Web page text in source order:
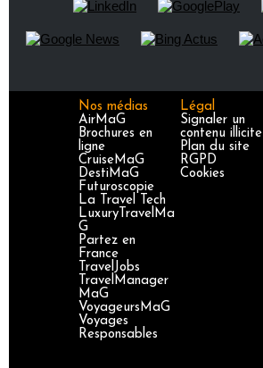
Nos médias
AirMaG
Brochures en
ligne
CruiseMaG
DestiMaG
Futuroscopie
La Travel Tech
LuxuryTravelMa
G
Partez en
France
TravelJobs
TravelManager
MaG
VoyageursMaG
Voyages
Responsables
Légal
Signaler un
contenu illicite
Plan du site
RGPD
Cookies